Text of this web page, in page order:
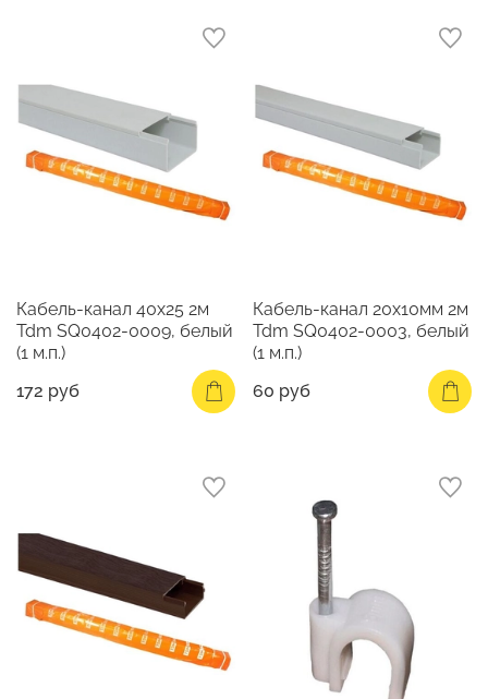
Кабель-канал 40х25 2м
Tdm SQ0402-0009, белый
(1 м.п.)
172 руб
Кабель-канал 20х10мм 2м
Tdm SQ0402-0003, белый
(1 м.п.)
60 руб